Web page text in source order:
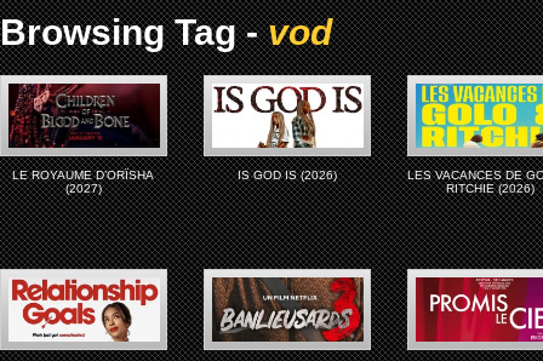
Browsing Tag -vod
LE ROYAUME D’ORÏSHA
(2027)
IS GOD IS (2026)
LES VACANCES DE
RITCHIE (2026)